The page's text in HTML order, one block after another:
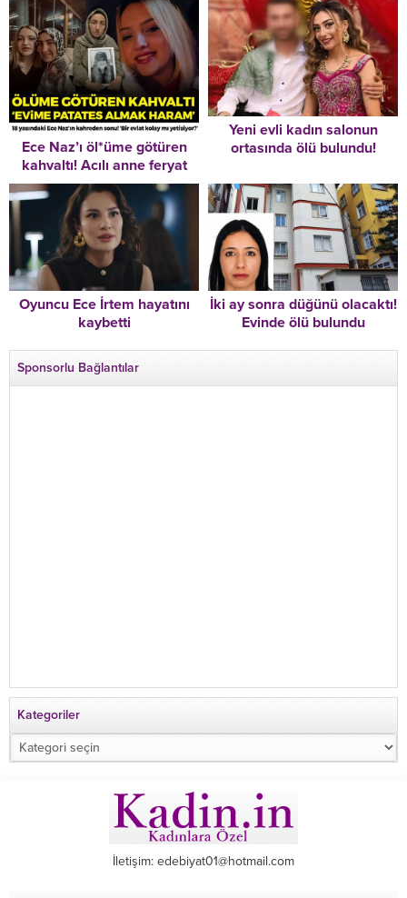
Ece Naz’ı öl*üme götüren
kahvaltı! Acılı anne feryat
etti: ‘Evime patates almak
haram’
Yeni evli kadın salonun
ortasında ölü bulundu!
Oyuncu Ece İrtem hayatını
kaybetti
İki ay sonra düğünü olacaktı!
Evinde ölü bulundu
Sponsorlu Bağlantılar
Kategoriler
Kategoriler
İletişim: edebiyat01@hotmail.com